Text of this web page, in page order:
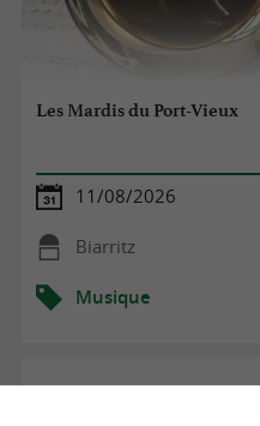
Les Mardis du Port-Vieux
11/08/2026
Biarritz
Musique